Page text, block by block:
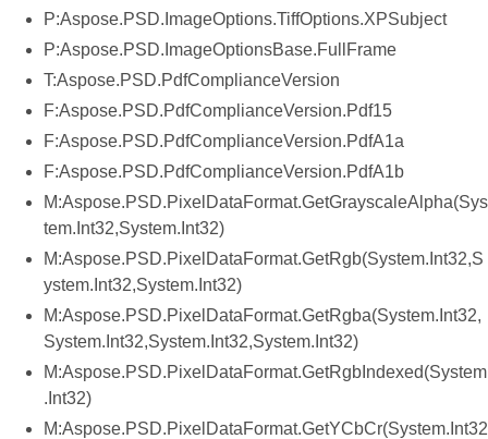
P:Aspose.PSD.ImageOptions.TiffOptions.XPSubject
P:Aspose.PSD.ImageOptionsBase.FullFrame
T:Aspose.PSD.PdfComplianceVersion
F:Aspose.PSD.PdfComplianceVersion.Pdf15
F:Aspose.PSD.PdfComplianceVersion.PdfA1a
F:Aspose.PSD.PdfComplianceVersion.PdfA1b
M:Aspose.PSD.PixelDataFormat.GetGrayscaleAlpha(Sys
tem.Int32,System.Int32)
M:Aspose.PSD.PixelDataFormat.GetRgb(System.Int32,S
ystem.Int32,System.Int32)
M:Aspose.PSD.PixelDataFormat.GetRgba(System.Int32,
System.Int32,System.Int32,System.Int32)
M:Aspose.PSD.PixelDataFormat.GetRgbIndexed(System
.Int32)
M:Aspose.PSD.PixelDataFormat.GetYCbCr(System.Int32